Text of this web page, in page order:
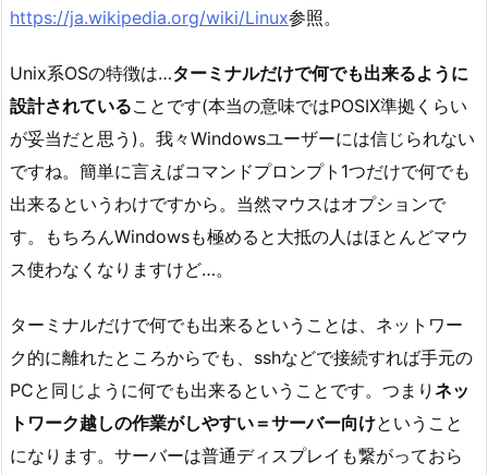
https://ja.wikipedia.org/wiki/Linux参照。
Unix系OSの特徴は…ターミナルだけで何でも出来るように
設計されていることです(本当の意味ではPOSIX準拠くらい
が妥当だと思う)。我々Windowsユーザーには信じられない
ですね。簡単に言えばコマンドプロンプト1つだけで何でも
出来るというわけですから。当然マウスはオプションで
す。もちろんWindowsも極めると大抵の人はほとんどマウ
ス使わなくなりますけど…。
ターミナルだけで何でも出来るということは、ネットワー
ク的に離れたところからでも、sshなどで接続すれば手元の
PCと同じように何でも出来るということです。つまり ネッ
トワーク越しの作業がしやすい＝サーバー向けということ
になります。サーバーは普通ディスプレイも繋がっておら